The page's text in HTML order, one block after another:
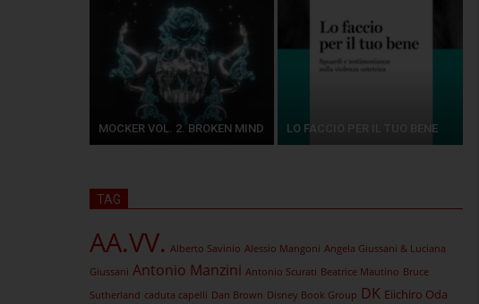
MOCKER VOL. 2. BROKEN MIND LO FACCIO PER IL TUO BENE
TAG
AA.VV. Alberto Savinio Alessio Mangoni Angela Giussani & Luciana
Giussani Antonio Manzini Antonio Scurati Beatrice Mautino Bruce
Sutherland caduta capelli Dan Brown Disney Book Group DK Eiichiro Oda